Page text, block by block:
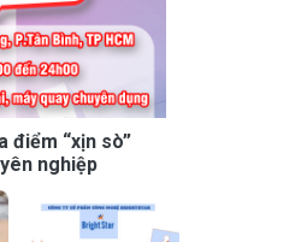
điểm “xịn sò”
nghiệp